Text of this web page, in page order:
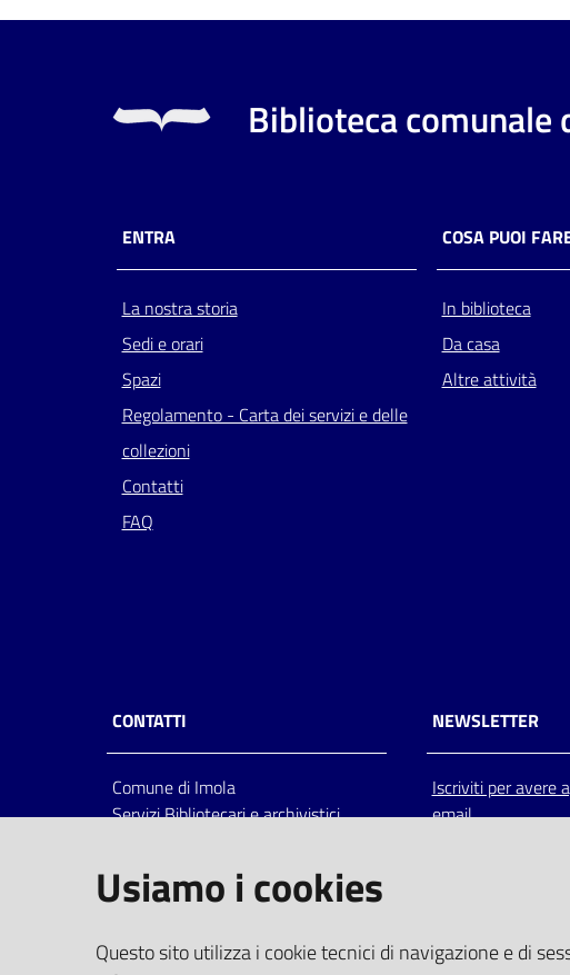
Biblioteca comunale
ENTRA
La nostra storia
Sedi e orari
Spazi
Regolamento - Carta dei servizi e delle
collezioni
Contatti
FAQ
COSA PUOI
In biblioteca
Da casa
Altre attività
CONTATTI
Comune di Imola
Servizi Bibliotecari e archivistici
Italia
centralino: tel 0542.6026.36 fax
bim@comune.imola.bo.it
NEWSLETTER
Iscriviti per avere
email
Usiamo i cookies
Questo sito utilizza i cookie tecnici di navigazione e di